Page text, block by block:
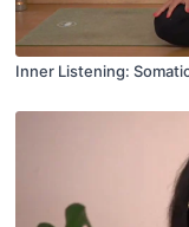
Inner Listening: